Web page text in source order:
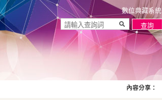
數位典藏系統
內容分享：